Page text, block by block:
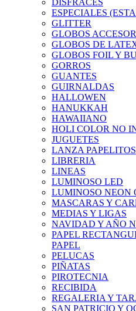
DISFRACES
ESPECIALES
GLITTER
GLOBOS
GLOBOS DE
GLOBOS FOIL Y
GORROS
GUANTES
GUIRNALDAS
HALLOWEN
HANUKKAH
HAWAIIANO
HOLI COLOR NO
JUGUETES
LANZA PAPELITOS
LIBRERIA
LINEAS
LUMINOSO LED
LUMINOSO NEON
MASCARAS Y
MEDIAS Y LIGAS
NAVIDAD Y AÑO
PAPEL
PAPEL
PELUCAS
PIÑATAS
PIROTECNIA
RECIBIDA
REGALERIA Y
SAN PATRICIO Y